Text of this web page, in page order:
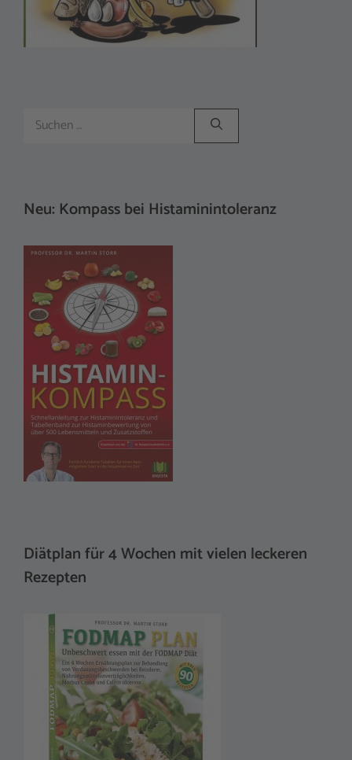
Suchen
nach:
Neu: Kompass bei Histaminintoleranz
Diätplan für 4 Wochen mit vielen leckeren
Rezepten